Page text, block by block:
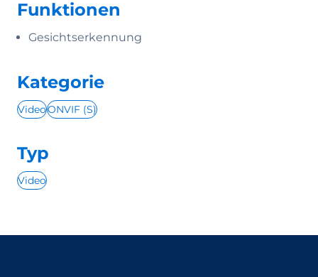
Funktionen
Gesichtserkennung
Kategorie
VideoONVIF (S)
Typ
Video